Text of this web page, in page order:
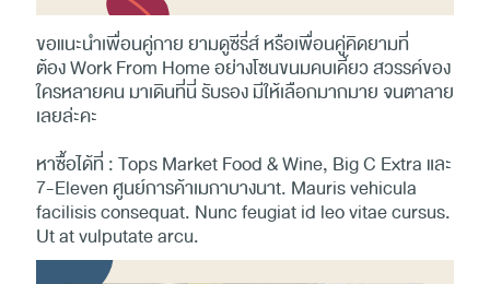
ขอแนะนำเพื่อนคู่กาย ยามดูซีรี่ส์ หรือเพื่อนคู่คิดยามที่
ต้อง Work From Home อย่างโซนขนมคบเคี้ยว สวรรค์ของ
ใครหลายคน มาเดินที่นี่ รับรอง มีให้เลือกมากมาย จนตาลาย
เลยล่ะคะ
หาซื้อได้ที่ : Tops Market Food & Wine, Big C Extra และ
7-Eleven ศูนย์การค้าเมกาบางนาt. Mauris vehicula
facilisis consequat. Nunc feugiat id leo vitae cursus.
Ut at vulputate arcu.